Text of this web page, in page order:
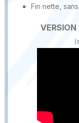
Fin nette,
VERSION